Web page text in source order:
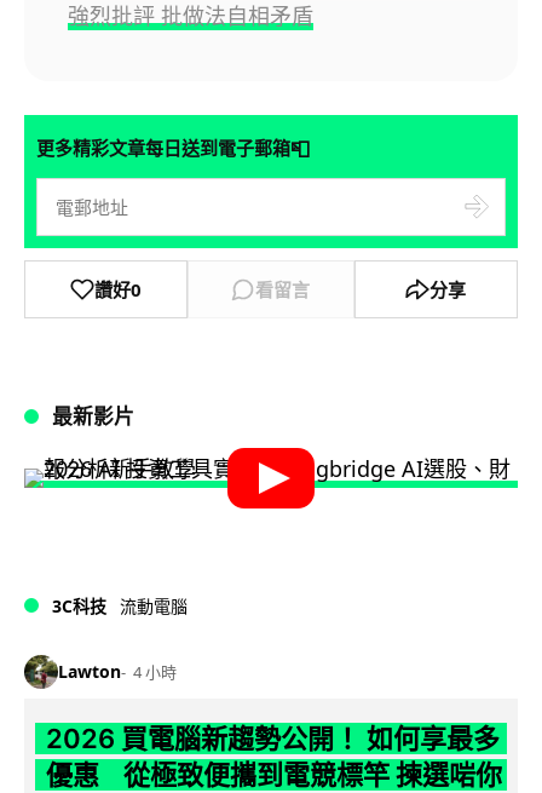
強烈批評 批做法自相矛盾
更多精彩文章每日送到電子郵箱📮
讚好0 看留言 分享
最新影片
3C科技 流動電腦
Lawton 4 小時
2026 買電腦新趨勢公開！ 如何享最多
優惠 從極致便攜到電競標竿 揀選啱你